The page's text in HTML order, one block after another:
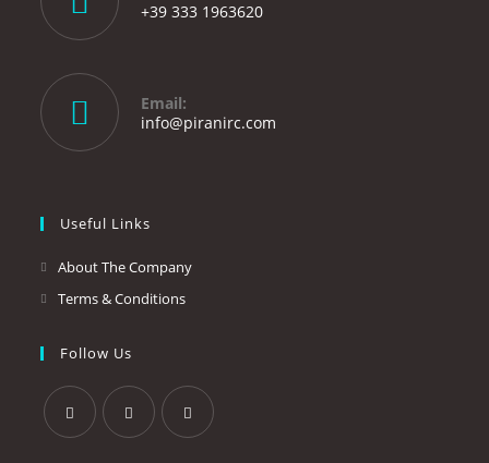
+39 333 1963620
application
Email:
info@piranirc.com
Useful Links
About The Company
Terms & Conditions
Follow Us